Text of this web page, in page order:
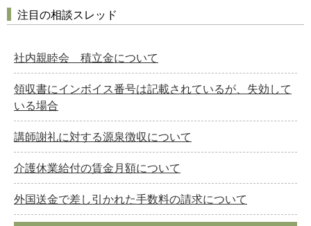
注目の相談スレッド
社内親睦会 積立金について
領収書にインボイス番号は記載されているが、失効して
いる場合
講師謝礼に対する源泉徴収について
介護休業給付の賃金月額について
外国送金で差し引かれた手数料の請求について